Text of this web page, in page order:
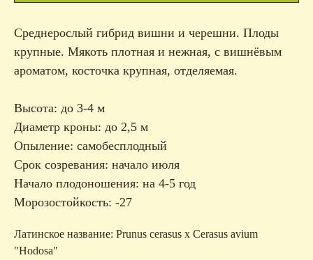
Среднерослый гибрид вишни и черешни. Плоды
крупные. Мякоть плотная и нежная, с вишнёвым
ароматом, косточка крупная, отделяемая.
Высота: до 3-4 м
Диаметр кроны: до 2,5 м
Опыление: самобесплодный
Срок созревания: начало июля
Начало плодоношения: на 4-5 год
Морозостойкость: -27
Латинское название: Prunus cerasus x Cerasus avium
"Hodosa"